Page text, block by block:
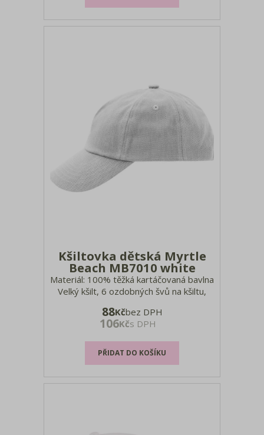
Kšiltovka dětská Myrtle
Beach MB7010 white
Materiál: 100% těžká kartáčovaná bavlna
Velký kšilt, 6 ozdobných švů na kšiltu,
větrací otvory, suchý zip, přiléhající na
čelo, 54cm (od 4 let), pratelné na 40°,
sušičce vel
88Kčbez DPH
106Kčs DPH